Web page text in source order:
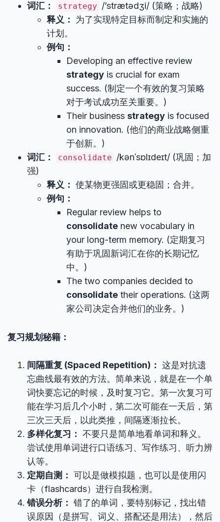
词汇：
strategy /’strætədʒi/ (策略；战略)
释义：
为了实现特定目标而制定和实施的
计划。
例句：
Developing an effective review
strategy is crucial for exam
success. (制定一个有效的复习策略
对于考试成功至关重要。)
Their business strategy is focused
on innovation. (他们的商业战略侧重
于创新。)
词汇：
consolidate /kənˈsɒlɪdeɪt/ (巩固；加
强)
释义： 使某物更强固或更稳固；合并。
例句：
Regular review helps to
consolidate new vocabulary in
your long-term memory. (定期复习
有助于巩固新词汇在你的长期记忆
中。)
The two companies decided to
consolidate their operations. (这两
家公司决定合并他们的业务。)
复习规划秘籍：
间隔重复 (Spaced Repetition)： 这是对抗遗
忘曲线最有效的方法。简单来说，就是在一个单
词快要忘记的时候，及时复习它。第一次复习可
能在学习后几个小时，第二次可能在一天后，第
三次三天后，以此类推，间隔逐渐拉长。
多样化复习： 不要只是简单地看单词和释义。
尝试使用单词进行口语练习、写作练习、听力辨
认等。
定期自测： 可以是做模拟题，也可以是使用闪
卡（flashcards）进行自我检测。
错误分析： 错了的单词，要特别标记，找出错
误原因（是拼写、词义、搭配还是用法），然后